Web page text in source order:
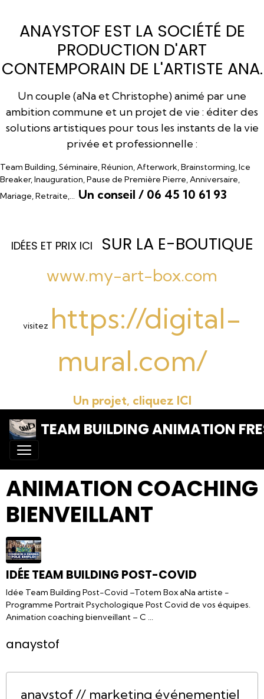
ANAYSTOF EST LA SOCIÉTÉ DE
PRODUCTION D'ART
CONTEMPORAIN DE L'ARTISTE ANA.
Un couple (aNa et Christophe) animé par une
ambition commune et un projet de vie : éditer des
solutions artistiques pour tous les instants de la vie
privée et professionnelle :
Team Building, Séminaire, Réunion, Afterwork, Brainstorming, Ice
Breaker, Inauguration, Pause de Première Pierre, Anniversaire,
Mariage, Retraite,… Un conseil / 06 45 10 61 93
IDÉES ET PRIX ICI SUR LA E-BOUTIQUE
www.my-art-box.com
visitez https://digital-
mural.com/
Un projet, cliquez ICI
TEAM BUILDING ANIMATION
ANIMATION COACHING
BIENVEILLANT
IDÉE TEAM BUILDING POST-COVID
Idée Team Building Post-Covid –Totem Box aNa artiste -
Programme Portrait Psychologique Post Covid de vos équipes.
Animation coaching bienveillant – C ...
anaystof
anaystof // marketing événementiel